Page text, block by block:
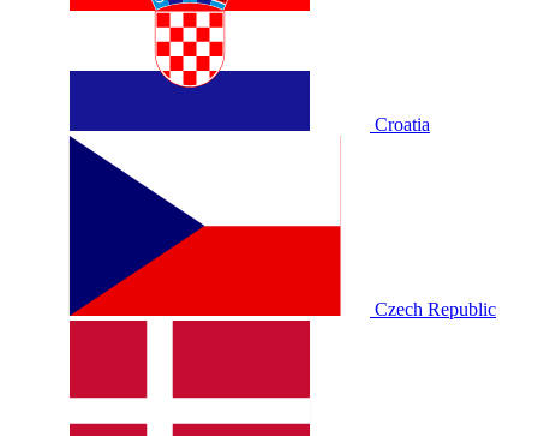
Croatia
Czech Republic